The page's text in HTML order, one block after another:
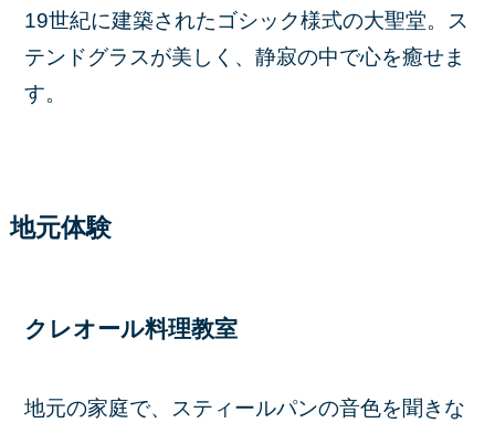
19世紀に建築されたゴシック様式の大聖堂。ス
テンドグラスが美しく、静寂の中で心を癒せま
す。
地元体験
クレオール料理教室
地元の家庭で、スティールパンの音色を聞きな